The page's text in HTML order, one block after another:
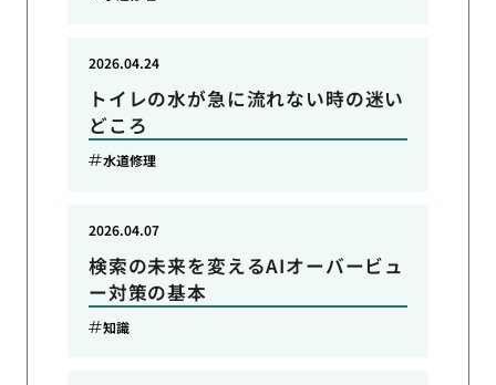
トイレの水が急に流れない時の迷い
どころ
2026.04.24
水道修理
検索の未来を変えるAIオーバービュ
ー対策の基本
2026.04.07
知識